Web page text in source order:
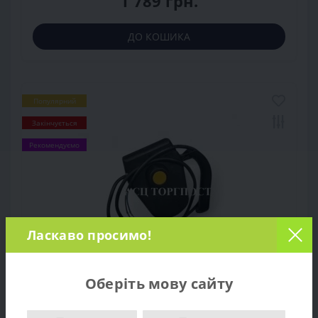
ДО КОШИКА
Популярний
Закінчується
Рекомендуємо
Кнопка включення для газонокосарки Oleo-
Mac K-40P
Ласкаво просимо!
Оберіть мову сайту